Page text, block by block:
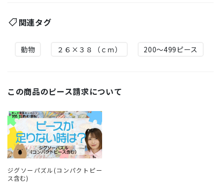
関連タグ
動物 ２６×３８（ｃｍ） 200～499ピース
この商品のピース請求について
ジグソーパズル(コンパクトピー
ス含む)